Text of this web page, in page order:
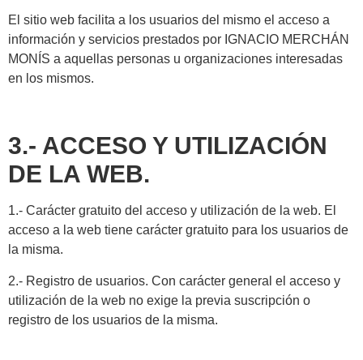
El sitio web facilita a los usuarios del mismo el acceso a
información y servicios prestados por IGNACIO MERCHÁN
MONÍS a aquellas personas u organizaciones interesadas
en los mismos.
3.- ACCESO Y UTILIZACIÓN
DE LA WEB.
1.- Carácter gratuito del acceso y utilización de la web. El
acceso a la web tiene carácter gratuito para los usuarios de
la misma.
2.- Registro de usuarios. Con carácter general el acceso y
utilización de la web no exige la previa suscripción o
registro de los usuarios de la misma.